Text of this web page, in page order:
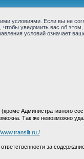
условиями. Если вы не
уведомить вас об
условий означает
Административного
Так же невозможно
за